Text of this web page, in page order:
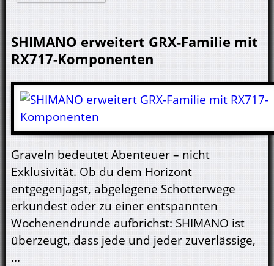
SHIMANO erweitert GRX-Familie mit
RX717-Komponenten
Graveln bedeutet Abenteuer – nicht
Exklusivität. Ob du dem Horizont
entgegenjagst, abgelegene Schotterwege
erkundest oder zu einer entspannten
Wochenendrunde aufbrichst: SHIMANO ist
überzeugt, dass jede und jeder zuverlässige,
...